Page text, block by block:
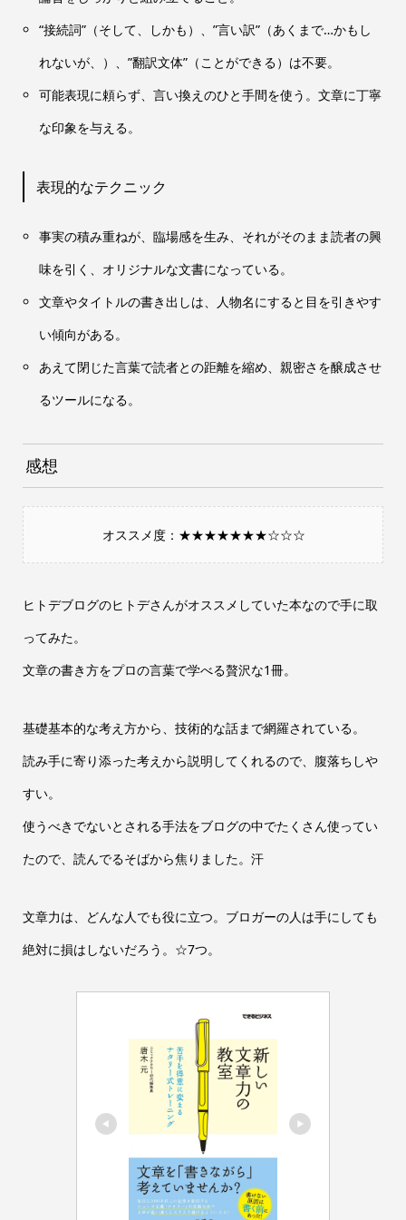
“接続詞”（そして、しかも）、”言い訳”（あくまで…かもし
れないが、）、”翻訳文体”（ことができる）は不要。
可能表現に頼らず、言い換えのひと手間を使う。文章に丁寧
な印象を与える。
表現的なテクニック
事実の積み重ねが、臨場感を生み、それがそのまま読者の興
味を引く、オリジナルな文書になっている。
文章やタイトルの書き出しは、人物名にすると目を引きやす
い傾向がある。
あえて閉じた言葉で読者との距離を縮め、親密さを醸成させ
るツールになる。
感想
オススメ度：★★★★★★★☆☆☆
ヒトデブログのヒトデさんがオススメしていた本なので手に取
ってみた。
文章の書き方をプロの言葉で学べる贅沢な1冊。
基礎基本的な考え方から、技術的な話まで網羅されている。
読み手に寄り添った考えから説明してくれるので、腹落ちしや
すい。
使うべきでないとされる手法をブログの中でたくさん使ってい
たので、読んでるそばから焦りました。汗
文章力は、どんな人でも役に立つ。ブロガーの人は手にしても
絶対に損はしないだろう。☆7つ。